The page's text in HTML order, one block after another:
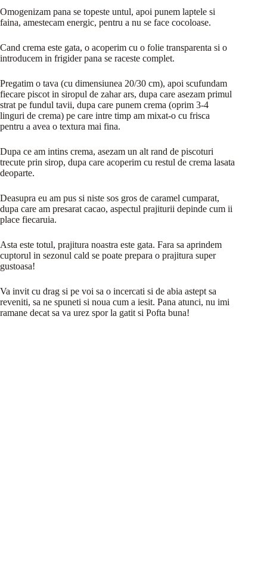
Omogenizam pana se topeste untul, apoi punem laptele si
faina, amestecam energic, pentru a nu se face cocoloase.
Cand crema este gata, o acoperim cu o folie transparenta si o
introducem in frigider pana se raceste complet.
Pregatim o tava (cu dimensiunea 20/30 cm), apoi scufundam
fiecare piscot in siropul de zahar ars, dupa care asezam primul
strat pe fundul tavii, dupa care punem crema (oprim 3-4
linguri de crema) pe care intre timp am mixat-o cu frisca
pentru a avea o textura mai fina.
Dupa ce am intins crema, asezam un alt rand de piscoturi
trecute prin sirop, dupa care acoperim cu restul de crema lasata
deoparte.
Deasupra eu am pus si niste sos gros de caramel cumparat,
dupa care am presarat cacao, aspectul prajiturii depinde cum ii
place fiecaruia.
Asta este totul, prajitura noastra este gata. Fara sa aprindem
cuptorul in sezonul cald se poate prepara o prajitura super
gustoasa!
Va invit cu drag si pe voi sa o incercati si de abia astept sa
reveniti, sa ne spuneti si noua cum a iesit. Pana atunci, nu imi
ramane decat sa va urez spor la gatit si Pofta buna!